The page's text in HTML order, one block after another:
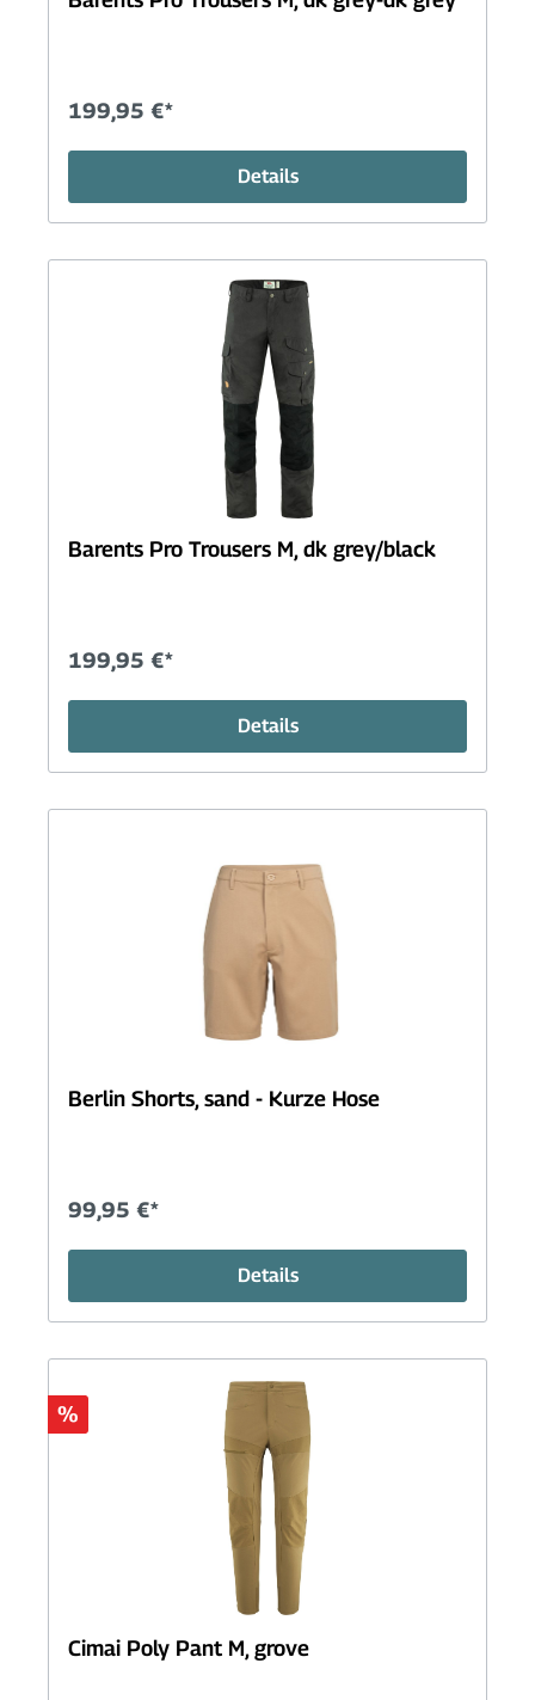
199,95 €*
Details
Barents Pro Trousers M, dk grey/black
199,95 €*
Details
Berlin Shorts, sand - Kurze Hose
99,95 €*
Details
%
Cimai Poly Pant M, grove